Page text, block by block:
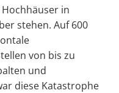
in
stehen. Auf 600
von bis zu
und
diese Katastrophe